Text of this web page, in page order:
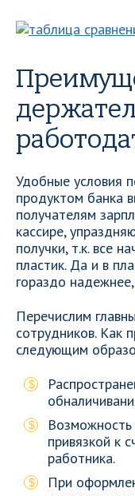
Удобные условия
продуктом банка
получателям
кассире,
получки, т.к. все
пластик. Да и в
гораздо
Перечислим
сотрудников. Как
следующим
привязкой к
работника.
При